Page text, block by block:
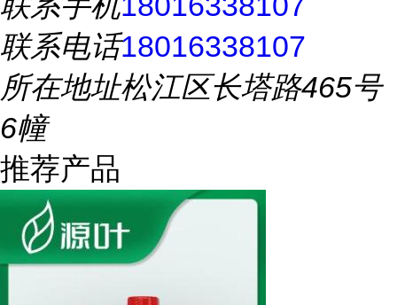
联系电话18016338107
所在地址松江区长塔路465号
6幢
推荐产品